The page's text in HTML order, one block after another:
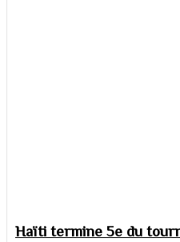
Haïti termine 5e du